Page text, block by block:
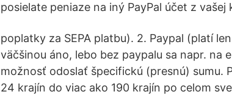
posielate peniaze na iný PayPal účet z
poplatky za SEPA platbu). 2. Paypal (platí
väčšinou áno, lebo bez paypalu sa napr. na
možnosť odoslať špecifickú (presnú) sumu.
24 krajín do viac ako 190 krajín po celom